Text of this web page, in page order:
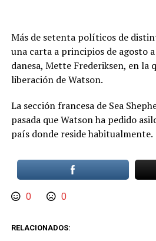
Más de setenta políticos de
una carta a principios de agosto
danesa, Mette Frederiksen, en la
liberación de Watson.
La sección francesa de Sea
pasada que Watson ha pedido
país donde reside habitualmente.
0 0
RELACIONADOS: